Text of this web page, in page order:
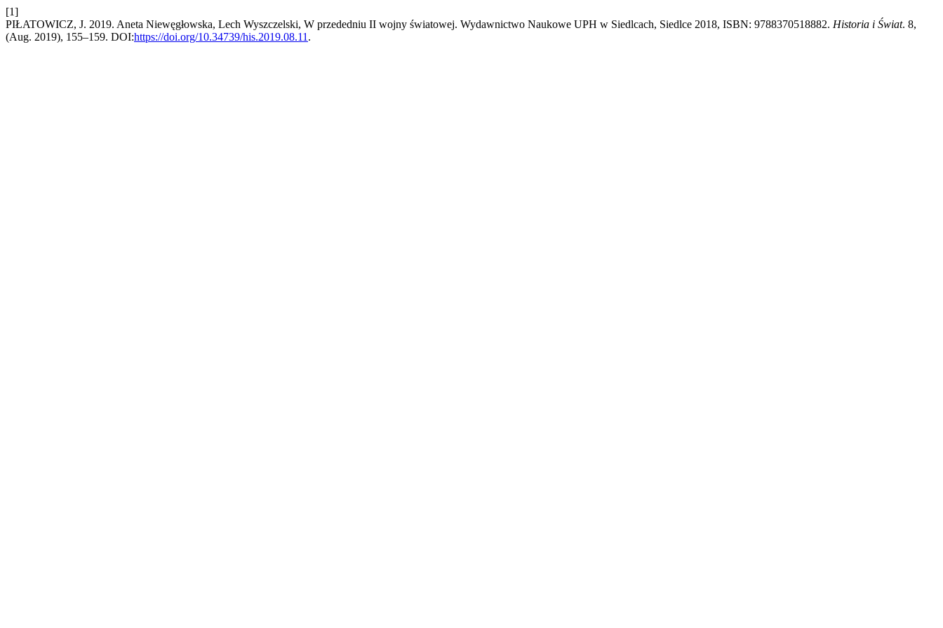
[1]
PIŁATOWICZ, J. 2019. Aneta Niewęgłowska, Lech Wyszczelski, W przededniu II wojny światowej. Wydawnictwo Naukowe UPH w Siedlcach, Siedlce 2018, ISBN: 9788370518882. Historia i Świat. 8,
(Aug. 2019), 155–159. DOI:https://doi.org/10.34739/his.2019.08.11 .